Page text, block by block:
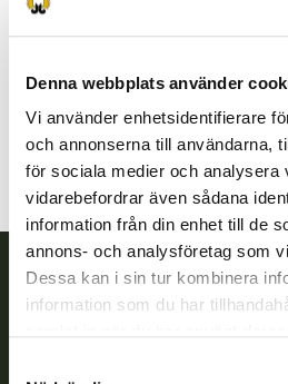
Denna webbplats använder
Vi använder enhetsidentifierare
och annonserna till användarna,
för sociala medier och analysera
vidarebefordrar även sådana
information från din enhet till de
annons- och analysföretag som
Dessa kan i sin tur kombinera
information som du har
Norra Karelen
eno@rhy.riista.fi
Finlands viltcentral